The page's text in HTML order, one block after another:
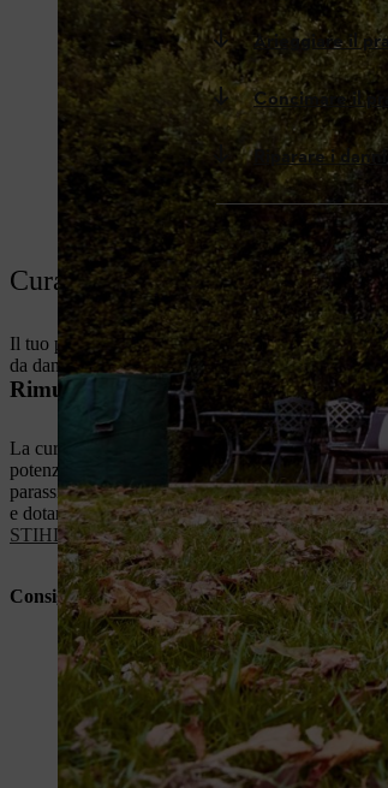
Arieggiare il
Concimare il
Riparare i danni
Cura del prato in autunno:
Il tuo prato è naturalmente in grado di resistere
da danni di piccola o grande entità nella
Rimuovi le foglie autunnali
La cura del prato in autunno comprende la
potenziali muffe o funghi durante la stagione
parassiti e malattie del prato. Se non si desidera
e dotarlo di un cesto di raccolta. Le foglie sono
STIHLsono un pratico aiuto per rimuovere le
Consiglio: puoi lasciare le foglie intornoalle